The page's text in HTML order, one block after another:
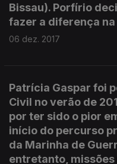
Bissau). Porfírio
fazer a diferença
06 dez. 2017
Patrícia Gaspar foi
Civil no verão de
por ter sido o pior
início do percurso
da Marinha de
entretanto, missões